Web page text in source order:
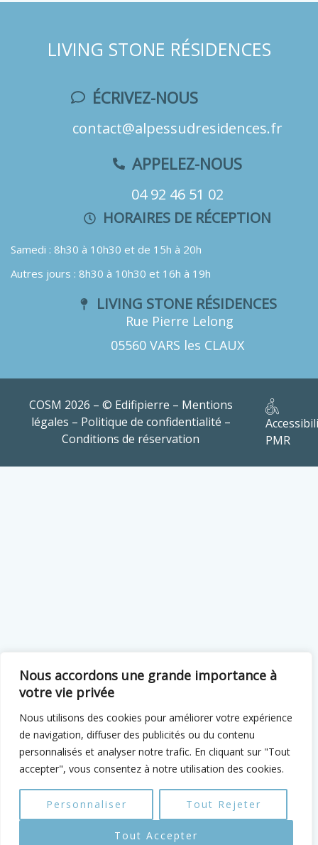
Nous accordons une grande importance à
votre vie privée
Nous utilisons des cookies pour améliorer votre expérience
de navigation, diffuser des publicités ou du contenu
personnalisés et analyser notre trafic. En cliquant sur "Tout
accepter", vous consentez à notre utilisation des cookies.
Personnaliser Tout Rejeter
Tout Accepter
LIVING STONE RÉSIDENCES
ÉCRIVEZ-NOUS
contact@alpessudresidences.fr
APPELEZ-NOUS
04 92 46 51 02
HORAIRES DE RÉCEPTION
Samedi : 8h30 à 10h30 et de 15h à 20h
Autres jours : 8h30 à 10h30 et 16h à 19h
LIVING STONE RÉSIDENCES
Rue Pierre Lelong
05560 VARS les CLAUX
COSM 2026 – © Edifipierre – Mentions
légales – Politique de confidentialité –
Conditions de réservation
PMR